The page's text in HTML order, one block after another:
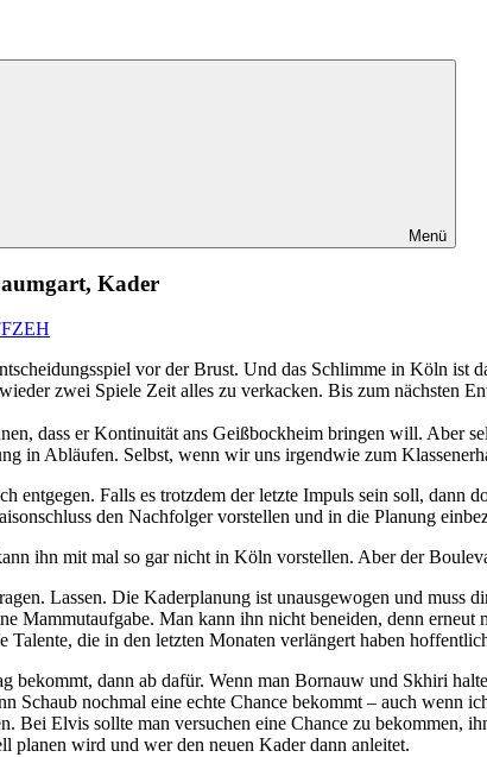
Menü
Kader
vor der Brust. Und das Schlimme in Köln ist
zwei Spiele Zeit alles zu verkacken. Bis zum nächsten
dass er Kontinuität ans Geißbockheim bringen will. Aber
in Abläufen. Selbst, wenn wir uns irgendwie zum
entgegen. Falls es trotzdem der letzte Impuls sein soll,
den Nachfolger vorstellen und in die Planung
ihn mit mal so gar nicht in Köln vorstellen. Aber der
Lassen. Die Kaderplanung ist unausgewogen und muss
Mammutaufgabe. Man kann ihn nicht beneiden, denn
die in den letzten Monaten verlängert haben
bekommt, dann ab dafür. Wenn man Bornauw und Skhiri
Schaub nochmal eine echte Chance bekommt – auch wenn
Bei Elvis sollte man versuchen eine Chance zu bekommen,
planen wird und wer den neuen Kader dann anleitet.